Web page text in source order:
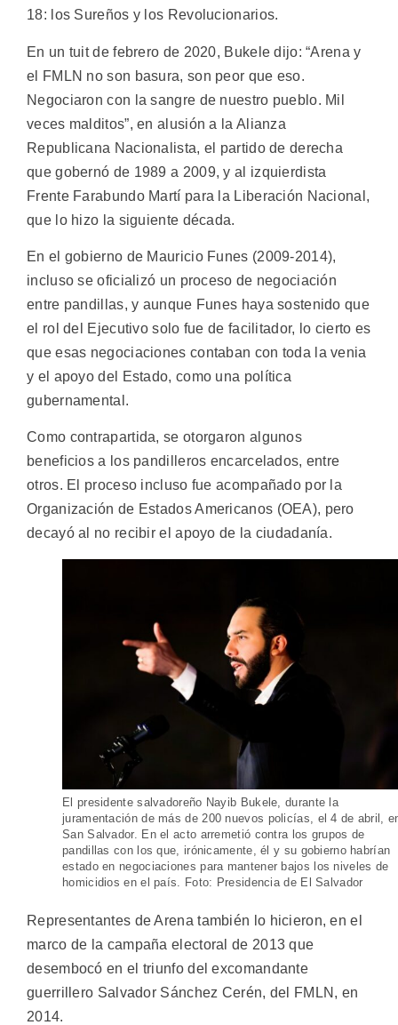
18: los Sureños y los Revolucionarios.
En un tuit de febrero de 2020, Bukele dijo: “Arena y
el FMLN no son basura, son peor que eso.
Negociaron con la sangre de nuestro pueblo. Mil
veces malditos”, en alusión a la Alianza
Republicana Nacionalista, el partido de derecha
que gobernó de 1989 a 2009, y al izquierdista
Frente Farabundo Martí para la Liberación Nacional,
que lo hizo la siguiente década.
En el gobierno de Mauricio Funes (2009-2014),
incluso se oficializó un proceso de negociación
entre pandillas, y aunque Funes haya sostenido que
el rol del Ejecutivo solo fue de facilitador, lo cierto es
que esas negociaciones contaban con toda la venia
y el apoyo del Estado, como una política
gubernamental.
Como contrapartida, se otorgaron algunos
beneficios a los pandilleros encarcelados, entre
otros. El proceso incluso fue acompañado por la
Organización de Estados Americanos (OEA), pero
decayó al no recibir el apoyo de la ciudadanía.
El presidente salvadoreño Nayib Bukele, durante la
juramentación de más de 200 nuevos policías, el 4 de abril,
San Salvador. En el acto arremetió contra los grupos de
pandillas con los que, irónicamente, él y su gobierno habrían
estado en negociaciones para mantener bajos los niveles de
homicidios en el país. Foto: Presidencia de El Salvador
Representantes de Arena también lo hicieron, en el
marco de la campaña electoral de 2013 que
desembocó en el triunfo del excomandante
guerrillero Salvador Sánchez Cerén, del FMLN, en
2014.